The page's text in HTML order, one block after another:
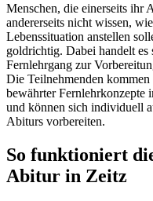
Menschen, die einerseits ihr
andererseits nicht wissen,
Lebenssituation anstellen
goldrichtig. Dabei handelt es
Fernlehrgang zur
Die Teilnehmenden
bewährter Fernlehrkonzepte
und können sich individuell
Abiturs vorbereiten.
So funktioniert
Abitur in Zeitz